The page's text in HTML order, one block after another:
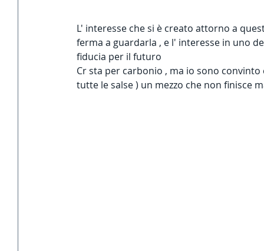
L' interesse che si è creato attorno a
ferma a guardarla , e l' interesse in uno
fiducia per il futuro
Cr sta per carbonio , ma io sono
tutte le salse ) un mezzo che non finisce